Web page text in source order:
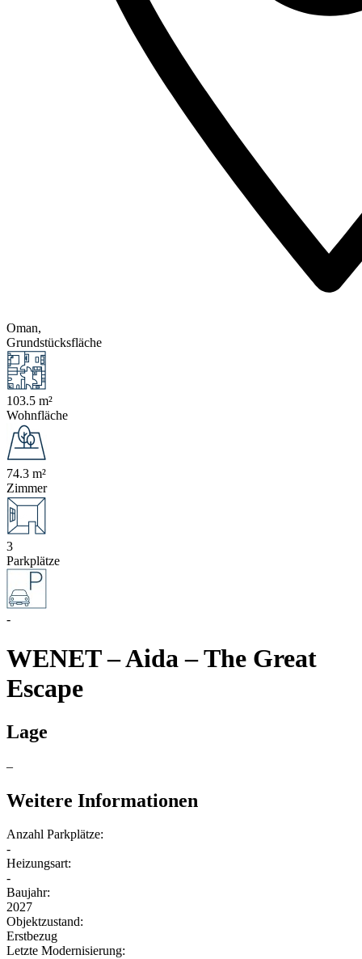
Oman,
Grundstücksfläche
103.5 m²
Wohnfläche
74.3 m²
Zimmer
3
Parkplätze
-
WENET – Aida – The Great
Escape
Lage
–
Weitere Informationen
Anzahl Parkplätze:
-
Heizungsart:
-
Baujahr:
2027
Objektzustand:
Erstbezug
Letzte Modernisierung: